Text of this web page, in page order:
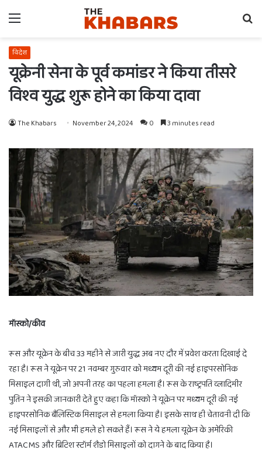
Menu
विदेश
यूक्रेनी सेना के पूर्व कमांडर ने किया तीसरे
विश्व युद्ध शुरू होने का किया दावा
The Khabars November 24, 2024 0 3 minutes read
मॉस्को/कीव
रूस और यूक्रेन के बीच 33 महीने से जारी युद्ध अब नए दौर में प्रवेश करता दिखाई दे
रहा है। रूस ने यूक्रेन पर 21 नवम्बर गुरुवार को मध्यम दूरी की नई हाइपरसोनिक
मिसाइल दागी थी, जो अपनी तरह का पहला हमला है। रूस के राष्ट्रपति व्लादिमीर
पुतिन ने इसकी जानकारी देते हुए कहा कि मॉस्को ने यूक्रेन पर मध्यम दूरी की नई
हाइपरसोनिक बैलिस्टिक मिसाइल से हमला किया है। इसके साथ ही चेतावनी दी कि
नई मिसाइलों से और भी हमले हो सकते हैं। रूस ने ये हमला यूक्रेन के अमेरिकी
ATACMS और ब्रिटिश स्टॉर्म शैडो मिसाइलों को दागने के बाद किया है।